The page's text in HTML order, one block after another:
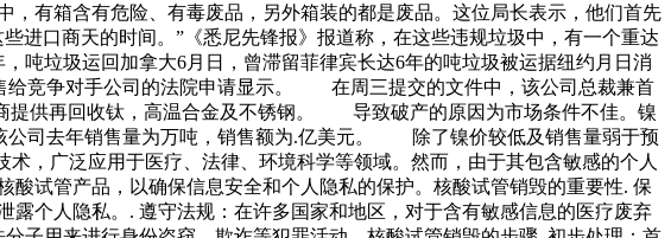
，有箱含有危险、有毒废品，另外箱装的都是废品。这位局长表示，他们首先
进口商天的时间。”《悉尼先锋报》报道称，在这些违规垃圾中，有一个重达
吨垃圾运回加拿大6月日，曾滞留菲律宾长达6年的吨垃圾被运据纽约月日消
给竞争对手公司的法院申请显示。 在周三提交的文件中，该公司总裁兼首
提供再回收钛，高温合金及不锈钢。 导致破产的原因为市场条件不佳。镍
司去年销售量为万吨，销售额为.亿美元。 除了镍价较低及销售量弱于预
，广泛应用于医疗、法律、环境科学等领域。然而，由于其包含敏感的个人
试管产品，以确保信息安全和个人隐私的保护。核酸试管销毁的重要性. 保
个人隐私。. 遵守法规：在许多国家和地区，对于含有敏感信息的医疗废弃